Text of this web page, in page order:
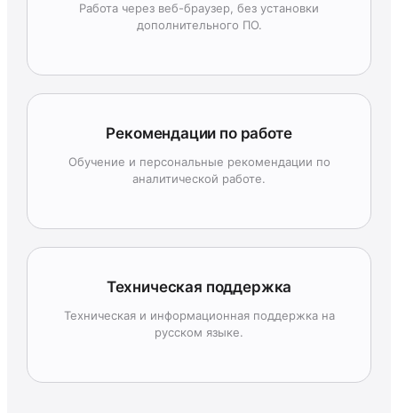
Работа через веб-браузер, без установки
дополнительного ПО.
Рекомендации по работе
Обучение и персональные рекомендации по
аналитической работе.
Техническая поддержка
Техническая и информационная поддержка на
русском языке.